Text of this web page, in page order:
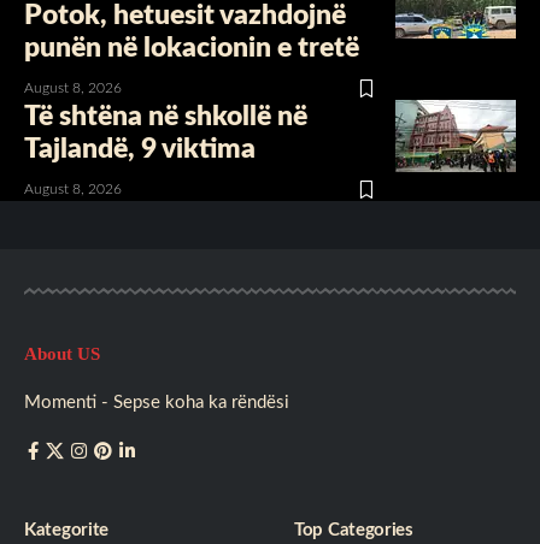
Potok, hetuesit vazhdojnë
punën në lokacionin e tretë
August 8, 2026
Të shtëna në shkollë në
Tajlandë, 9 viktima
August 8, 2026
About US
Momenti - Sepse koha ka rëndësi
Kategorite Top Categories